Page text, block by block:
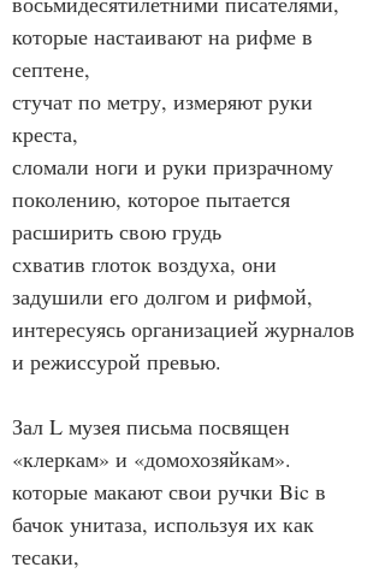
которые настаивают на рифме в
септене,
стучат по метру, измеряют руки
креста,
сломали ноги и руки призрачному
поколению, которое пытается
расширить свою грудь
схватив глоток воздуха, они
задушили его долгом и рифмой,
интересуясь организацией журналов
и режиссурой превью.
Зал L музея письма посвящен
«клеркам» и «домохозяйкам».
которые макают свои ручки Bic в
бачок унитаза, используя их как
тесаки,